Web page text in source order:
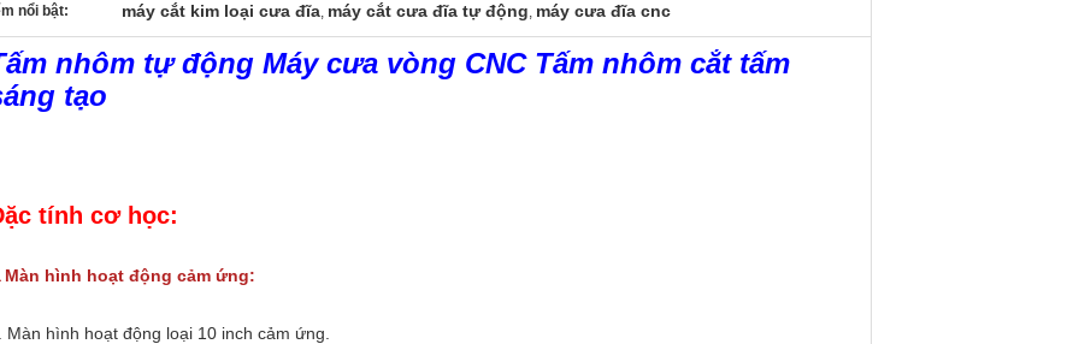
nổi bật: máy cắt kim loại cưa đĩa, máy cắt cưa đĩa tự động, máy cưa đĩa cnc
nhôm tự động Máy cưa vòng CNC Tấm nhôm cắt tấm
tạo
tính cơ học:
Màn hình hoạt động cảm ứng:
Màn hình hoạt động loại 10 inch cảm ứng.